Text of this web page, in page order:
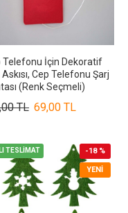
Telefonu İçin Dekoratif
Cep Telefonu Şarj
(Renk Seçmeli)
69,00 TL
TL
TESLİMAT
YENI
-18 %